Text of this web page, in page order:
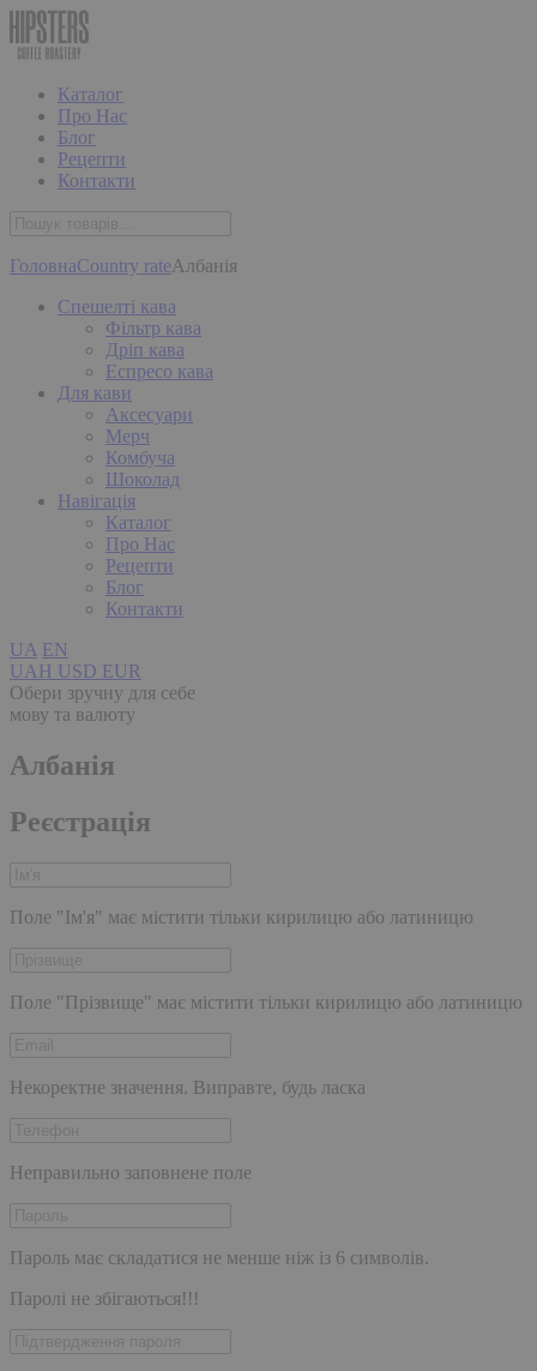
Каталог
Про Нас
Блог
Рецепти
Контакти
ГоловнаCountry rateАлбанія
Спешелті кава
Фільтр кава
Дріп кава
Еспресо кава
Для кави
Аксесуари
Мерч
Комбуча
Шоколад
Навігація
Каталог
Про Нас
Рецепти
Блог
Контакти
UA EN
UAH USD EUR
Обери зручну для себе
мову та валюту
Албанія
Реєстрація
Поле "Ім'я" має містити тільки кирилицю або латиницю
Поле "Прізвище" має містити тільки кирилицю або латиницю
Некоректне значення. Виправте, будь ласка
Неправильно заповнене поле
Пароль має складатися не менше ніж із 6 символів.
Паролі не збігаються!!!